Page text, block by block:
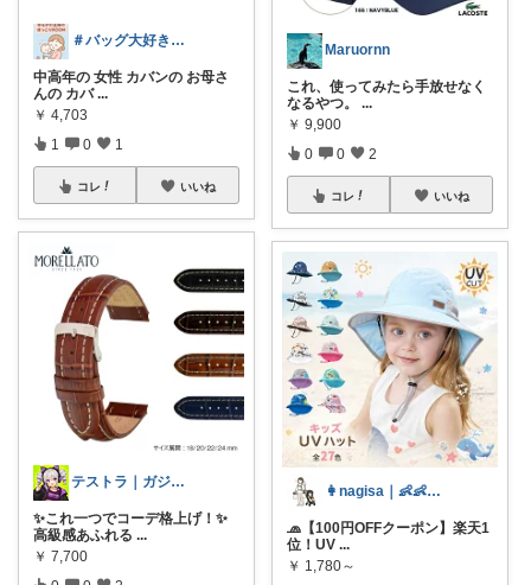
＃バッグ大好き＃楽天ルームさぶたん
中高年の 女性 カバンの お母さ
んの カバ ...
￥ 4,703
1 0 1
コレ いいね
テストラ｜ガジェット・家電
✨これ一つでコーデ格上げ！✨
高級感あふれる ...
￥ 7,700
Maruornn
これ、使ってみたら手放せなく
なるやつ。 ...
￥ 9,900
0 0 2
コレ いいね
👩nagisa｜👶👶1歳・0歳
🧢【100円OFFクーポン】楽天1
位！UV ...
￥ 1,780～